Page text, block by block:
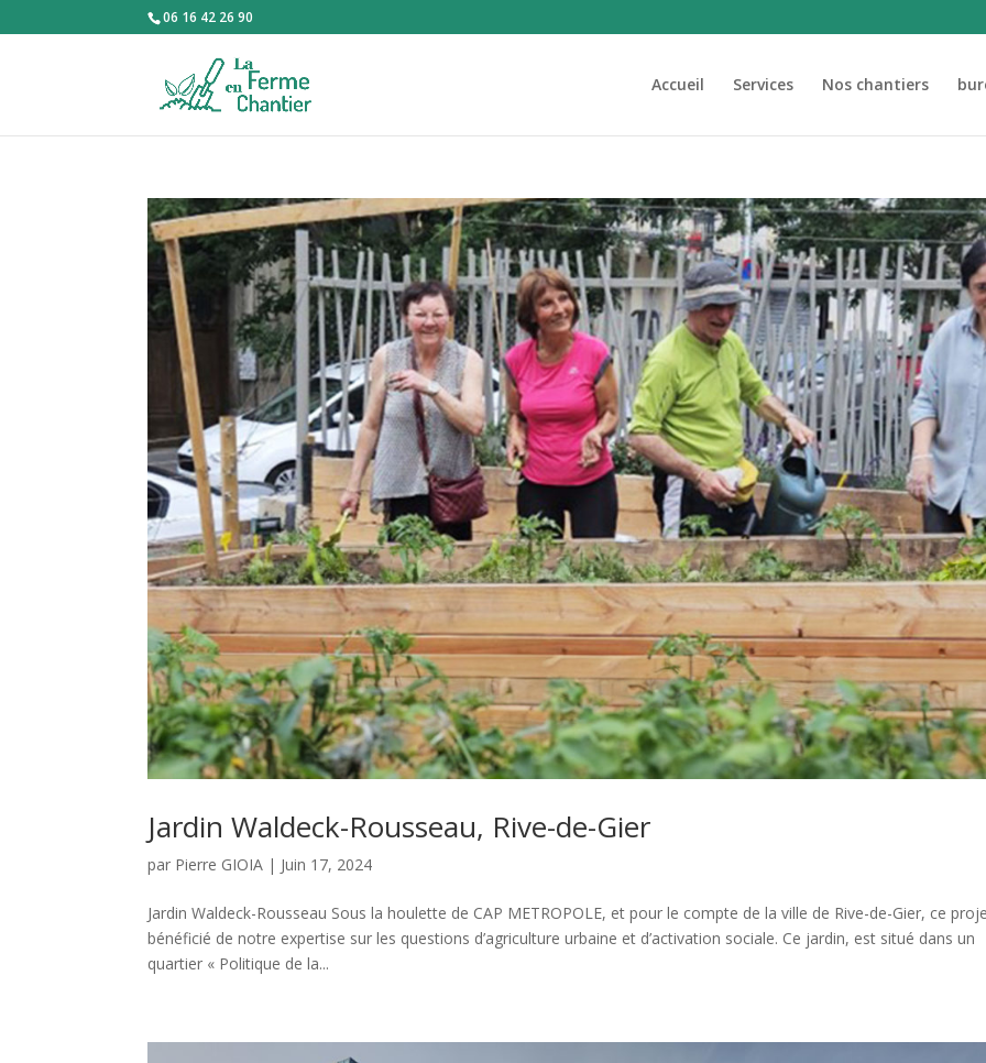
06 16 42 26 90
Accueil Services Nos chantiers
Jardin Waldeck-Rousseau, Rive-de-Gier
par Pierre GIOIA | Juin 17, 2024
Jardin Waldeck-Rousseau Sous la houlette de CAP METROPOLE, et pour le compte de la ville de Rive-de-Gier, ce
bénéficié de notre expertise sur les questions d’agriculture urbaine et d’activation sociale. Ce jardin, est situé dans un
quartier « Politique de la...